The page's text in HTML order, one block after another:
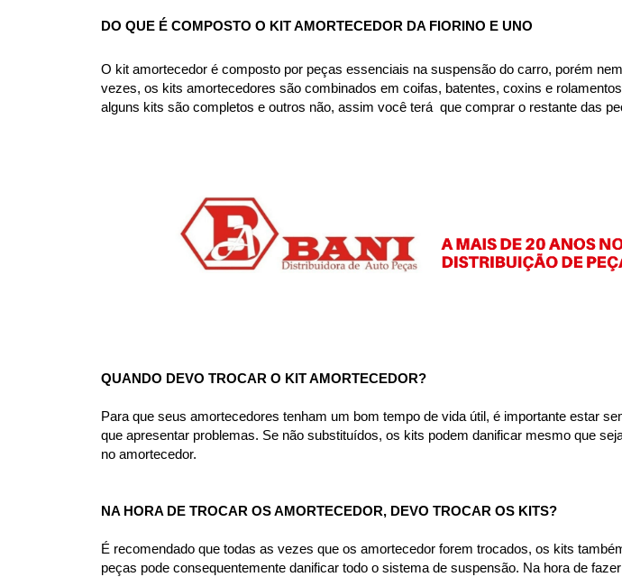
DO QUE É COMPOSTO O KIT AMORTECEDOR DA FIORINO E UNO
O kit amortecedor é composto por peças essenciais na suspensão do carro, porém
vezes, os kits amortecedores são combinados em coifas, batentes, coxins e
alguns kits são completos e outros não, assim você terá  que comprar o restante das
QUANDO DEVO TROCAR O KIT AMORTECEDOR?
Para que seus amortecedores tenham um bom tempo de vida útil, é importante estar
que apresentar problemas. Se não substituídos, os kits podem danificar mesmo que
no amortecedor.
NA HORA DE TROCAR OS AMORTECEDOR, DEVO TROCAR OS KITS?
É recomendado que todas as vezes que os amortecedor forem trocados, os kits
peças pode consequentemente danificar todo o sistema de suspensão. Na hora de